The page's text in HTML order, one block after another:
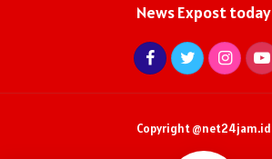
News Expost today
Copyright @net24jam.id